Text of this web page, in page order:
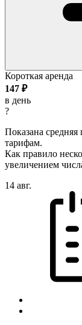
Короткая аренда
147 ₽
в день
?
Показана
тарифам.
Как правило
увеличением
14 авг.